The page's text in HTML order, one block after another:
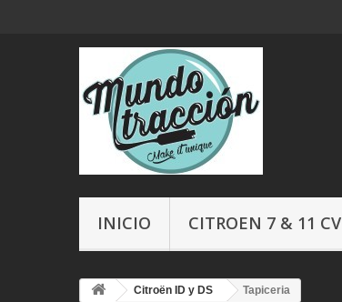
INICIO CITROEN 7 & 11 CV
Citroën ID y DS Tapiceria